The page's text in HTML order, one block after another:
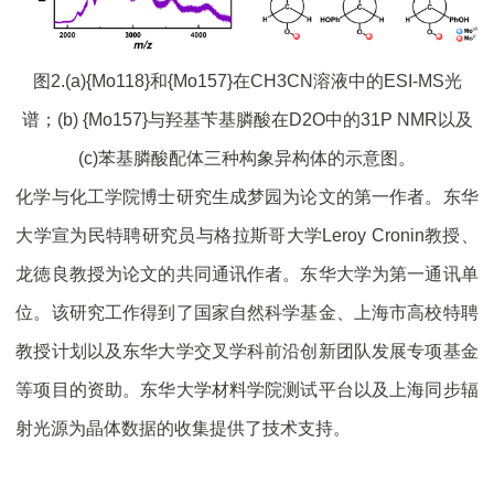
图2.(a){Mo118}和{Mo157}在CH3CN溶液中的ESI-MS光
谱；(b) {Mo157}与羟基苄基膦酸在D2O中的31P NMR以及
(c)苯基膦酸配体三种构象异构体的示意图。
化学与化工学院博士研究生成梦园为论文的第一作者。东华
大学宣为民特聘研究员与格拉斯哥大学Leroy Cronin教授、
龙徳良教授为论文的共同通讯作者。东华大学为第一通讯单
位。该研究工作得到了国家自然科学基金、上海市高校特聘
教授计划以及东华大学交叉学科前沿创新团队发展专项基金
等项目的资助。东华大学材料学院测试平台以及上海同步辐
射光源为晶体数据的收集提供了技术支持。